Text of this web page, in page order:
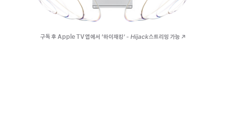
구독 후 Apple TV 앱에서 ‘하이재킹’ - Hijack스트리밍 가능